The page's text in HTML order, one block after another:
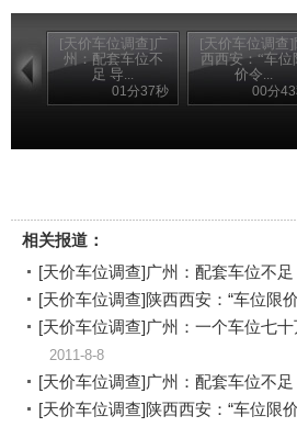
[天价车位调查]广
州：配套车位不
足 导...
01分37秒
[天价车位调查]
西西安：“车位
价令...
00分
相关报道：
[天价车位调查]广州：配套车位不
[天价车位调查]陕西西安：“车位限
[天价车位调查]广州：一个车位七
2011-8-8
[天价车位调查]广州：配套车位不
[天价车位调查]陕西西安：“车位限